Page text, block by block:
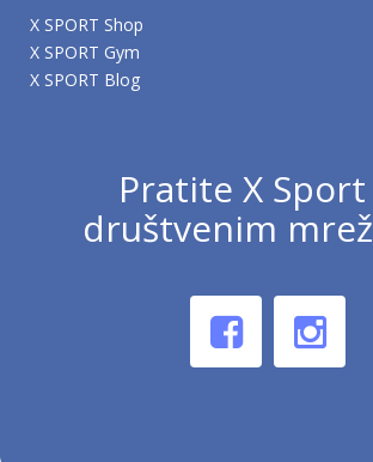
X SPORT Shop
X SPORT Gym
X SPORT Blog
Pratite X
društvenim